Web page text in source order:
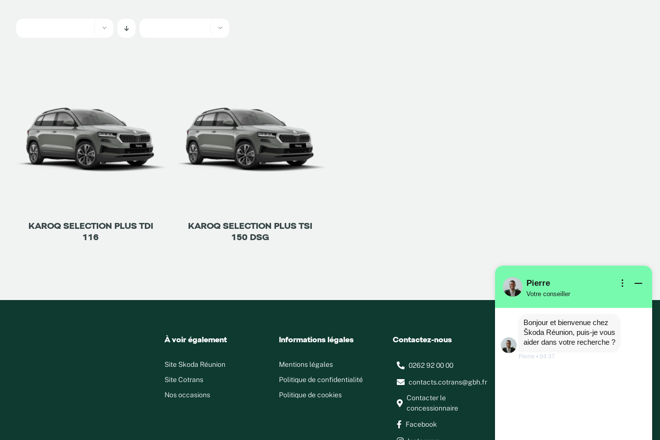
ETRE RAPPELÉ DÉTAILS
KAROQ SELECTION PLUS TDI
116
ETRE RAPPELÉ DÉTAILS
KAROQ SELECTION PLUS TSI
150 DSG
À voir également
Site Skoda Réunion
Site Cotrans
Nos occasions
Informations légales
Mentions légales
Politique de confidentialité
Politique de cookies
Contactez-nous
0262 92 00 00
contacts.cotrans@gbh.fr
Contacter le
concessionnaire
Facebook
Pierre
Votre conseiller
Bonjour et bienvenue chez
Škoda Réunion, puis-je vous
aider dans votre recherche ?
Pierre • 04:37